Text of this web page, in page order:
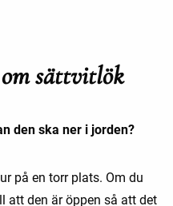
sättvitlök
den ska ner i jorden?
på en torr plats. Om du
att den är öppen så att det